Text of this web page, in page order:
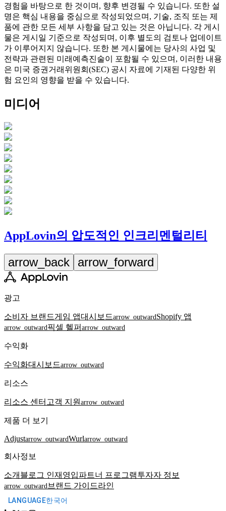
경험을 바탕으로 한 것이며, 향후 변경될 수 있습니다. 또한 설
명은 핵심 내용을 중심으로 작성되었으며, 기술, 조직 또는 제
품에 관한 모든 세부 사항을 담고 있는 것은 아닙니다. 각 게시
물은 게시일 기준으로 작성되며, 이후 별도의 검토나 업데이트
가 이루어지지 않습니다. 또한 본 게시물에는 당사의 사업 및
전략과 관련된 미래예측진술이 포함될 수 있으며, 이러한 내용
은 미국 증권거래위원회(SEC) 공시 자료에 기재된 다양한 위
험 요인의 영향을 받을 수 있습니다.
미디어
AppLovin의 압도적인 인크리멘털리티
arrow_back arrow_forward
광고
소비자 브랜드게임 앱대시보드arrow_outwardShopify 앱
arrow_outward픽셀 헬퍼 arrow_outward
수익화
수익화대시보드arrow_outward
리소스
리소스 센터 고객 지원 arrow_outward
제품 더 보기
Adjustarrow_outwardWurlarrow_outward
회사정보
소개 블로그 인재영입파트너 프로그램투자자 정보
arrow_outward 브랜드 가이드라인
LANGUAGE한국어